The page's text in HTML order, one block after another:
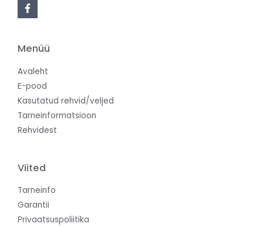
Menüü
Avaleht
E-pood
Kasutatud rehvid/veljed
Tarneinformatsioon
Rehvidest
Viited
Tarneinfo
Garantii
Privaatsuspoliitika